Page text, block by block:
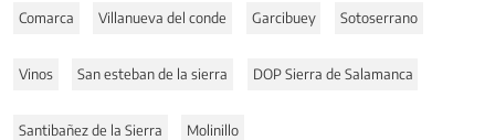
Comarca Villanueva del conde Garcibuey Sotoserrano
Vinos San esteban de la sierra DOP Sierra de Salamanca
Santibañez de la Sierra Molinillo